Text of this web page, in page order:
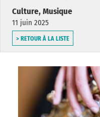
Culture, Musique
11 juin 2025
> RETOUR À LA LISTE